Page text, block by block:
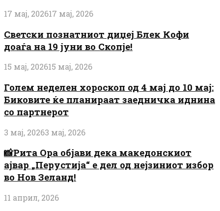
17 мај, 202617 мај, 2026
Светски познатниот диџеј Блек Кофи
доаѓа на 19 јуни во Скопје!
15 мај, 202615 мај, 2026
Голем неделен хороскоп од 4 мај до 10 мај:
Биковите ќе планираат заедничка иднина
со партнерот
3 мај, 20263 мај, 2026
📸Рита Ора објави дека македонскиот
ајвар „Перустија“ е дел од нејзиниот избор
во Нов Зеланд!
11 април, 2026